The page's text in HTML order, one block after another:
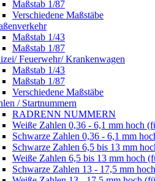
Maßstab 1/87
Verschiedene Maßstäbe
Maßstab 1/43
Maßstab 1/87
Feuerwehr/ Krankenwagen
Maßstab 1/43
Maßstab 1/87
Verschiedene Maßstäbe
/ Startnummern
RADRENN NUMMERN
Weiße Zahlen 0,36 - 6,1 mm hoch
Schwarze Zahlen 0,36 - 6,1 mm
Schwarze Zahlen 6,5 bis 13 mm
Weiße Zahlen 6,5 bis 13 mm hoch
Schwarze Zahlen 13 - 17,5 mm